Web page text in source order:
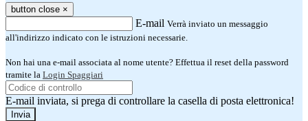
button close ×
E-mail Verrà inviato un messaggio
all'indirizzo indicato con le istruzioni necessarie.
Non hai una e-mail associata al nome utente? Effettua il reset della password
tramite la Login Spaggiari
E-mail inviata, si prega di controllare la casella di posta elettronica!